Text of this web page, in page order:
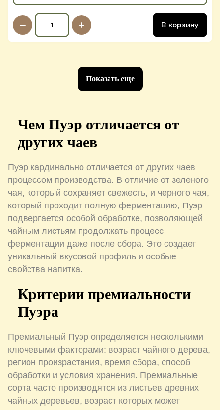
В корзину
Показать еще
Чем Пуэр отличается от
других чаев
Пуэр кардинально отличается от других чаев
процессом производства. В отличие от зеленого
чая, который сохраняет свежесть, и черного чая,
который проходит полную ферментацию, Пуэр
подвергается особой обработке, позволяющей
чайным листьям продолжать процесс
ферментации даже после сбора. Это создает
уникальный вкусовой профиль и особые
свойства напитка.
Критерии премиальности
Пуэра
Премиальный Пуэр определяется несколькими
ключевыми факторами: возраст чайного дерева,
регион произрастания, время сбора, способ
обработки и условия хранения. Премиальные
сорта часто производятся из листьев древних
чайных деревьев, возраст которых может